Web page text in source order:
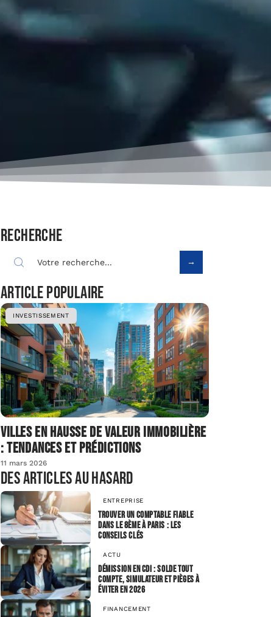
Recherche
Article populaire
INVESTISSEMENT
Villes en hausse de valeur immobilière
: tendances et prédictions
11 mars 2026
Des articles au hasard
ENTREPRISE
Trouver un comptable fiable
dans le 8ème à Paris : les
conseils clés
ACTU
Démission en CDI : solde tout
compte, simulateur et pièges à
éviter en 2026
FINANCEMENT